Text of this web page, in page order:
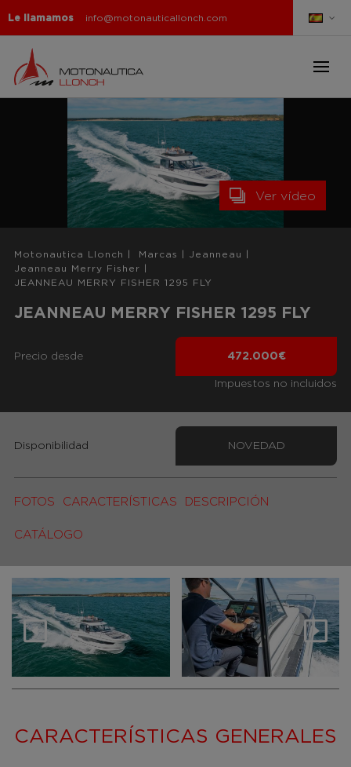
Le llamamos info@motonauticallonch.com
Ver vídeo
Motonautica Llonch Marcas Jeanneau
Jeanneau Merry Fisher
JEANNEAU MERRY FISHER 1295 FLY
JEANNEAU MERRY FISHER 1295 FLY
Precio desde 472.000€
Impuestos no incluidos
FOTOS CARACTERÍSTICAS DESCRIPCIÓN
CATÁLOGO
Disponibilidad NOVEDAD
CARACTERÍSTICAS GENERALES